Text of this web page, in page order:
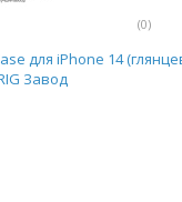
(0)
для iPhone 14
Завод